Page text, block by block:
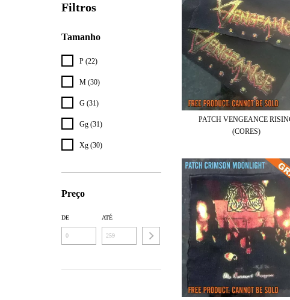
Filtros
Tamanho
P (22)
M (30)
G (31)
Gg (31)
Xg (30)
Preço
DE ATÉ
PATCH VENGEANCE
(CORES)